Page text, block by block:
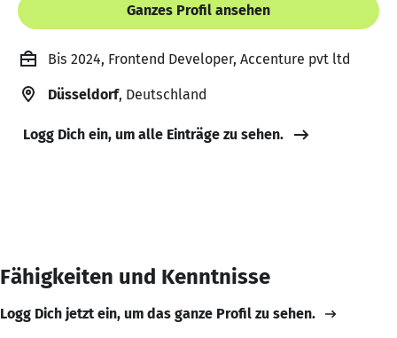
Ganzes Profil ansehen
Bis 2024, Frontend Developer, Accenture pvt ltd
Düsseldorf, Deutschland
Logg Dich ein, um alle Einträge zu sehen.
Fähigkeiten und Kenntnisse
Logg Dich jetzt ein, um das ganze Profil zu sehen.